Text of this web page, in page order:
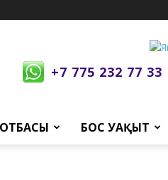
+7 775 232 77 33
ОТБАСЫ БОС УАҚЫТ